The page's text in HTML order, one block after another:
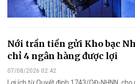
Nới trần tiền gửi Kho bạc
chỉ 4 ngân hàng được lợi
07/08/2026 02:42